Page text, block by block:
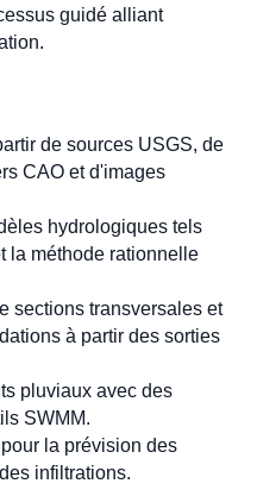
guidé alliant
de sources USGS, de
CAO et d'images
hydrologiques tels
la méthode rationnelle
sections transversales et
à partir des sorties
pluviaux avec des
SWMM.
la prévision des
infiltrations.